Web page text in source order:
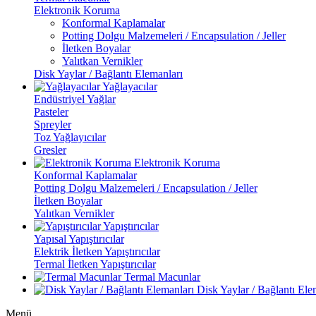
Elektronik Koruma
Konformal Kaplamalar
Potting Dolgu Malzemeleri / Encapsulation / Jeller
İletken Boyalar
Yalıtkan Vernikler
Disk Yaylar / Bağlantı Elemanları
Yağlayacılar
Endüstriyel Yağlar
Pasteler
Spreyler
Toz Yağlayıcılar
Gresler
Elektronik Koruma
Konformal Kaplamalar
Potting Dolgu Malzemeleri / Encapsulation / Jeller
İletken Boyalar
Yalıtkan Vernikler
Yapıştırıcılar
Yapısal Yapıştırıcılar
Elektrik İletken Yapıştırıcılar
Termal İletken Yapıştırıcılar
Termal Macunlar
Disk Yaylar / Bağlantı
Menü